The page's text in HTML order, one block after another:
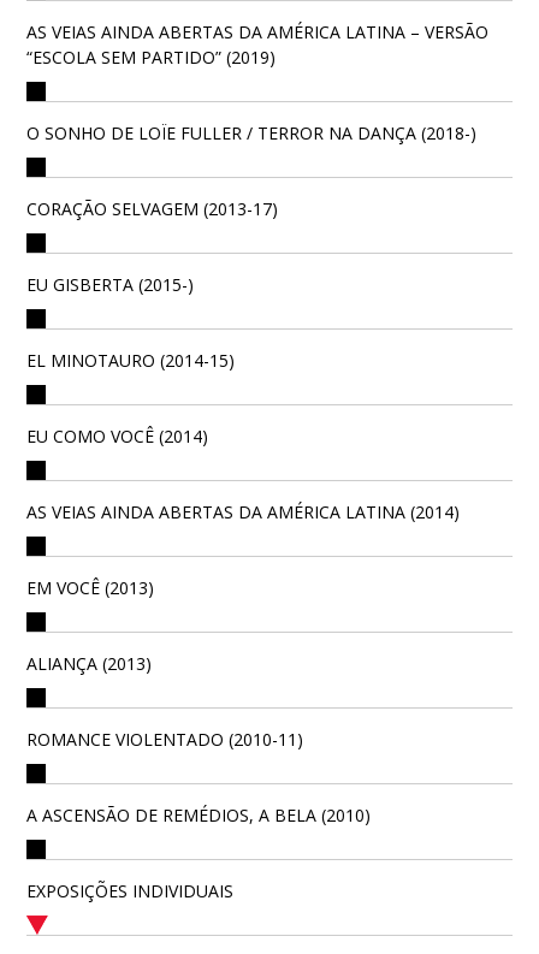
AS VEIAS AINDA ABERTAS DA AMÉRICA LATINA – VERSÃO
“ESCOLA SEM PARTIDO” (2019)
O SONHO DE LOÏE FULLER / TERROR NA DANÇA (2018-)
CORAÇÃO SELVAGEM (2013-17)
EU GISBERTA (2015-)
EL MINOTAURO (2014-15)
EU COMO VOCÊ (2014)
AS VEIAS AINDA ABERTAS DA AMÉRICA LATINA (2014)
EM VOCÊ (2013)
ALIANÇA (2013)
ROMANCE VIOLENTADO (2010-11)
A ASCENSÃO DE REMÉDIOS, A BELA (2010)
EXPOSIÇÕES INDIVIDUAIS